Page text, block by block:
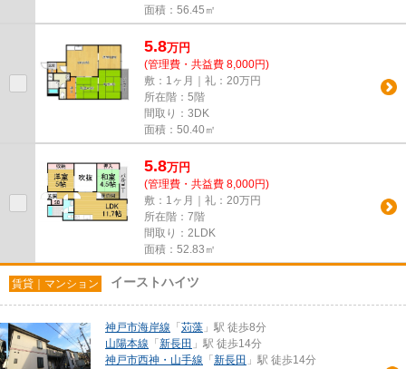
面積：56.45㎡
5.8万円
(管理費・共益費 8,000円)
敷：1ヶ月｜礼：20万円
所在階：5階
間取り：3DK
面積：50.40㎡
5.8万円
(管理費・共益費 8,000円)
敷：1ヶ月｜礼：20万円
所在階：7階
間取り：2LDK
面積：52.83㎡
賃貸｜マンション イーストハイツ
神戸市海岸線 「 苅藻 」駅 徒歩8分
山陽本線 「 新長田 」駅 徒歩14分
神戸市西神・山手線 「 新長田 」駅 徒歩14分